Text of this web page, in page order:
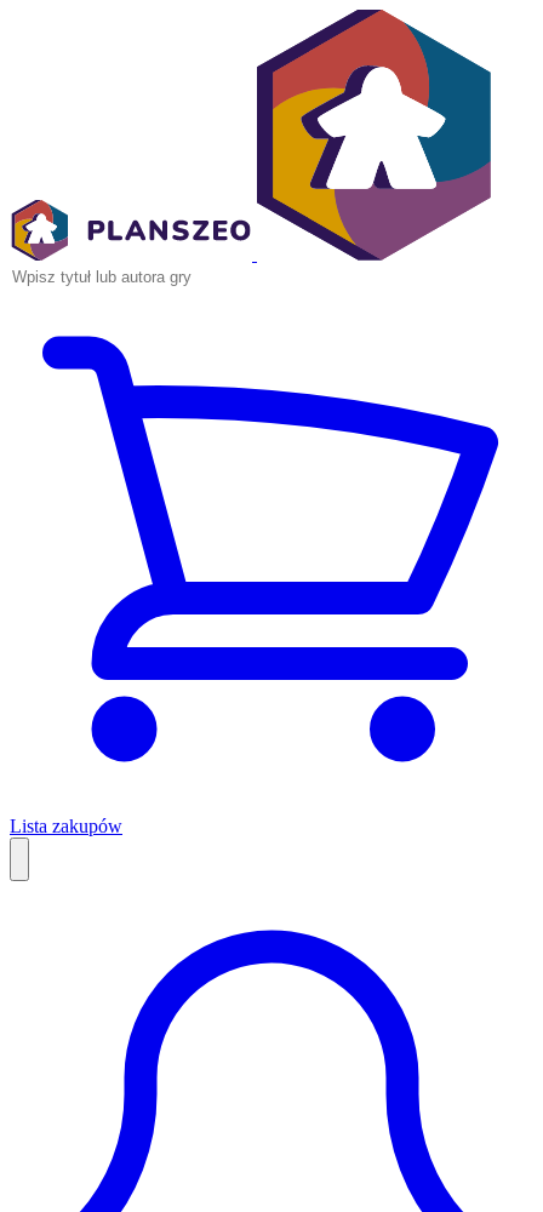
Lista zakupów